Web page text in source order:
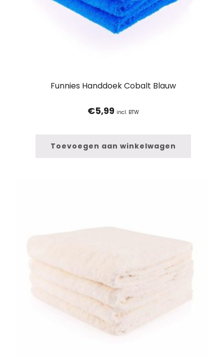
Funnies Handdoek Cobalt Blauw
€5,99 incl. BTW
Toevoegen aan winkelwagen